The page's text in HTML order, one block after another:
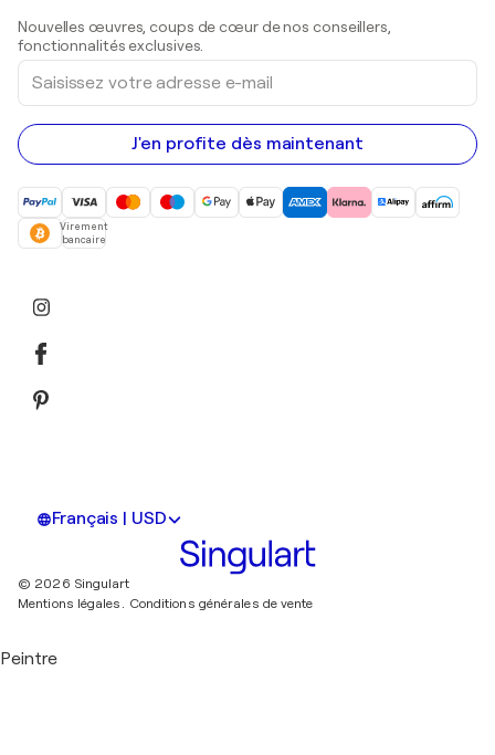
Peintures acryliques
Nouvelles œuvres, coups de cœur de nos conseillers,
fonctionnalités exclusives.
Saisissez
votre
adresse
e-
mail
J'en profite dès maintenant
Virement
bancaire
Français | USD
© 2026 Singulart
Mentions légales. Conditions générales de vente
Peintre